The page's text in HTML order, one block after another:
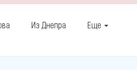
Из Днепра Еще